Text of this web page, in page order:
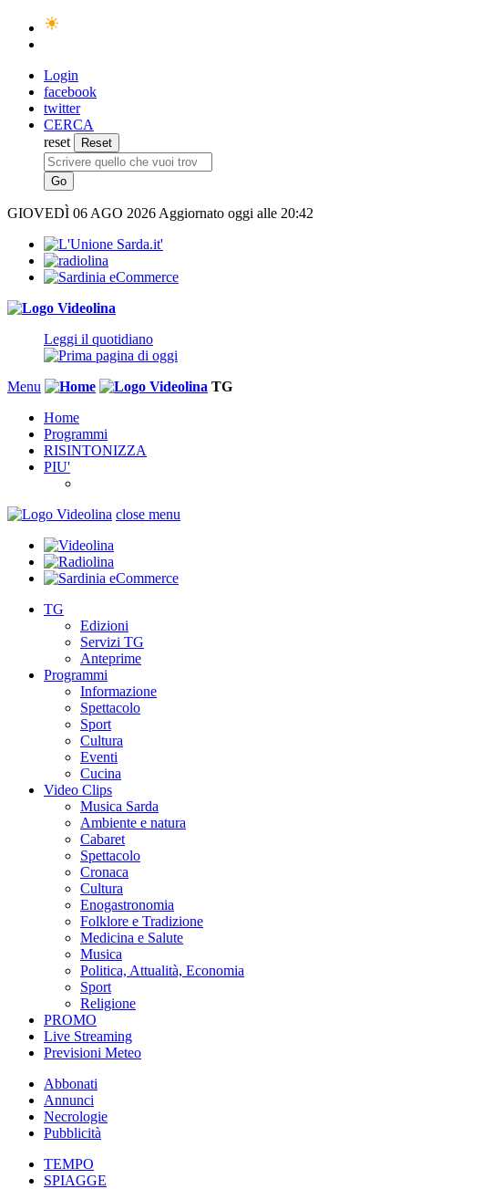
Login
facebook
twitter
CERCA
reset
GIOVEDÌ 06 AGO 2026 Aggiornato oggi alle 20:42
Leggi il quotidiano
Menu
TG
Home
Programmi
RISINTONIZZA
PIU'
close menu
TG
Edizioni
Servizi TG
Anteprime
Programmi
Informazione
Spettacolo
Sport
Cultura
Eventi
Cucina
Video Clips
Musica Sarda
Ambiente e natura
Cabaret
Spettacolo
Cronaca
Cultura
Enogastronomia
Folklore e Tradizione
Medicina e Salute
Musica
Politica, Attualità, Economia
Sport
Religione
PROMO
Live Streaming
Previsioni Meteo
Abbonati
Annunci
Necrologie
Pubblicità
TEMPO
SPIAGGE